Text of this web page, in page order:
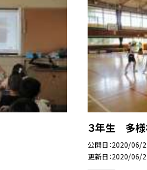
３年生 多様
公開日 2020/06/
更新日 2020/06/